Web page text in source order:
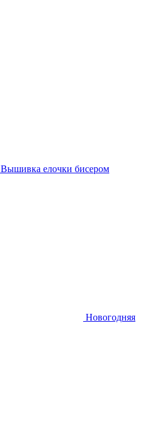
Вышивка елочки бисером
Новогодняя